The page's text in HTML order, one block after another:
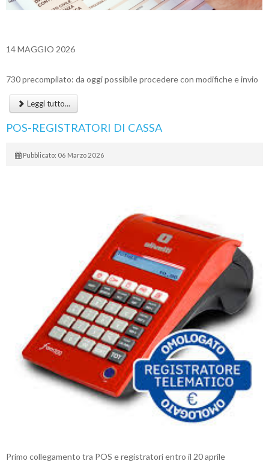
14 MAGGIO 2026
730 precompilato: da oggi possibile procedere con modifiche e invio
Leggi tutto...
POS-REGISTRATORI DI CASSA
Pubblicato: 06 Marzo 2026
Primo collegamento tra POS e registratori entro il 20 aprile